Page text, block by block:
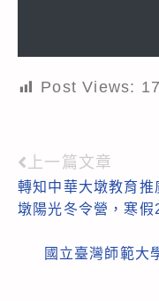
Post Views:
Read
more
上一篇文章
轉知中華大墩教育
墩陽光冬令營，寒假
國立臺灣師範大